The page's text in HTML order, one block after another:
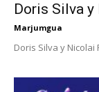
Doris Silva
Marjumgua
Doris Silva y